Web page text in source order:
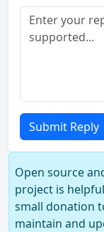
Submit Reply
Open source
project is
small donation
maintain and